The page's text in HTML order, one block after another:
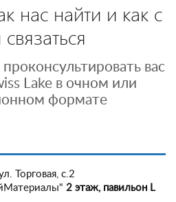
нас найти и как с
вас
Lake в очном или
формате
Торговая, с.2
2 этаж, павильон L